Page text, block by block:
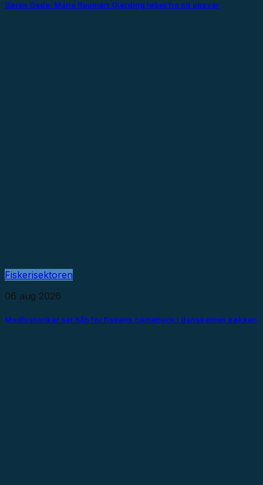
Søren Gade: Maria Reumert Gjerding løber fra sit ansvar
Fiskerisektoren
06 aug 2026
Madhistoriker ser håb for fiskens comeback i danskernes køkken